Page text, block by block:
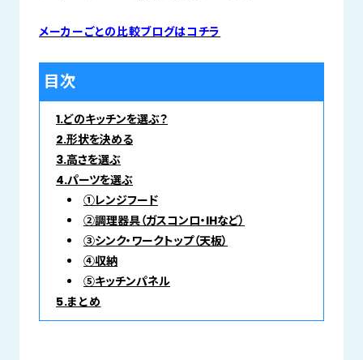
メーカーごとの比較ブログはコチラ
目次
1.どのキッチンを選ぶ？
2.形状を決める
3.高さを選ぶ
4.パーツを選ぶ
①レンジフード
②調理器具（ガスコンロ・IHなど）
③シンク・ワークトップ（天板）
④収納
⑤キッチンパネル
5.まとめ